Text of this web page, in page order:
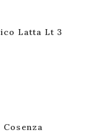
Latta Lt 3
Cosenza